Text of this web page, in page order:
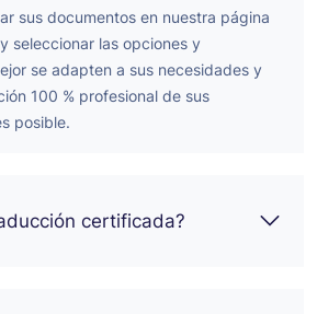
sus documentos en nuestra página
seleccionar las opciones y
se adapten a sus necesidades y
100 % profesional de sus
posible.
certificada?